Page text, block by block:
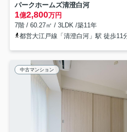
パークホームズ清澄白河
1億2,800万円
7階 / 60.27㎡ / 3LDK /築11年
都営大江戸線「清澄白河」駅 徒歩11
中古マンション